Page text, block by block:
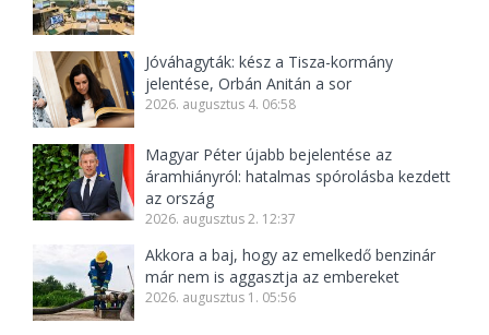
Jóváhagyták: kész a Tisza-kormány
jelentése, Orbán Anitán a sor
2026. augusztus 4. 06:58
Magyar Péter újabb bejelentése az
áramhiányról: hatalmas spórolásba kezdett
az ország
2026. augusztus 2. 12:37
Akkora a baj, hogy az emelkedő benzinár
már nem is aggasztja az embereket
2026. augusztus 1. 05:56